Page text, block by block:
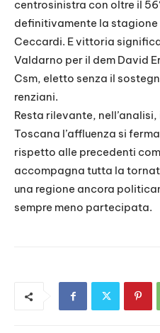
centrosinistra con oltre il
definitivamente la stagione
Ceccardi. E vittoria
Valdarno per il dem David
Csm, eletto senza il
renziani.
Resta rilevante,
Toscana l’affluenza si
rispetto alle precedenti
accompagna tutta la
una regione ancora
sempre meno partecipata.